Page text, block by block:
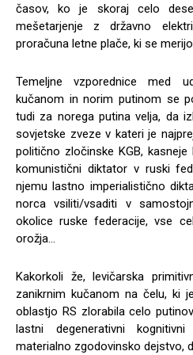
časov, ko je skoraj celo
mešetarjenje z državno
proračuna letne plače, ki se
Temeljne vzporednice med
kučanom in norim putinom se
tudi za norega putina velja, da
sovjetske zveze v kateri je
politično zločinske KGB,
komunistični diktator v ruski
njemu lastno imperialistično
norca vsiliti/vsaditi v
okolice ruske federacije, vse
orožja…
Kakorkoli že, levičarska
zanikrnim kučanom na čelu, ki
oblastjo RS zlorabila celo
lastni degenerativni
materialno zgodovinsko dejstvo,